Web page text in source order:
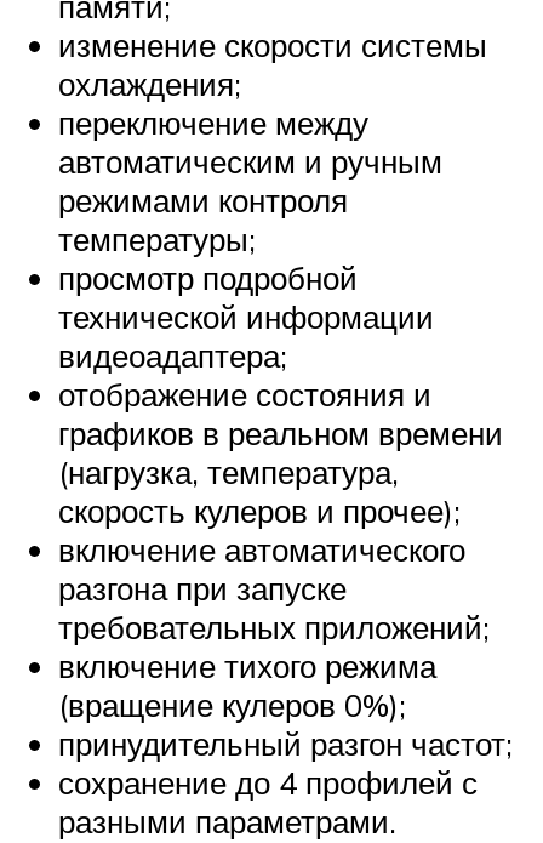
изменение скорости системы
охлаждения;
переключение между
автоматическим и ручным
режимами контроля
температуры;
просмотр подробной
технической информации
видеоадаптера;
отображение состояния и
графиков в реальном времени
(нагрузка, температура,
скорость кулеров и прочее);
включение автоматического
разгона при запуске
требовательных приложений;
включение тихого режима
(вращение кулеров 0%);
принудительный разгон частот;
сохранение до 4 профилей с
разными параметрами.